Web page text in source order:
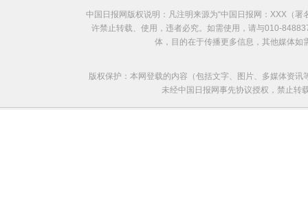
中国日报网版权说明：凡注明来源为“中国日报网：XXX（
许禁止转载、使用，违者必究。如需使用，请与010-
体，目的在于传播更多信息，其他媒体
版权保护：本网登载的内容（包括文字、图片、多媒体资
未经中国日报网事先协议授权，禁止转